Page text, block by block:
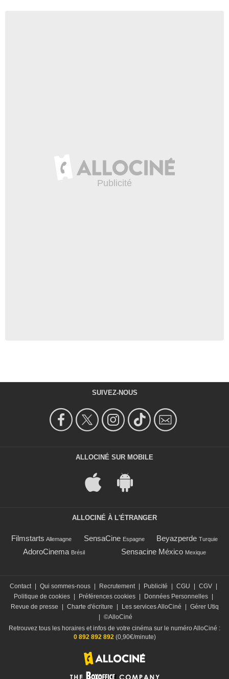
SUIVEZ-NOUS
ALLOCINÉ SUR MOBILE
ALLOCINÉ À L'ÉTRANGER
Filmstarts Allemagne SensaCine Espagne Beyazperde Turquie
AdoroCinema Brésil Sensacine México Mexique
Contact | Qui sommes-nous | Recrutement | Publicité | CGU | CGV |
Politique de cookies | Préférences cookies | Données Personnelles |
Revue de presse
| Charte d'écriture | Les services AlloCiné | Gérer Utiq
| ©AlloCiné
Retrouvez tous les horaires et infos de votre cinéma sur le numéro AlloCiné :
0 892 892 892 (0,90€/minute)